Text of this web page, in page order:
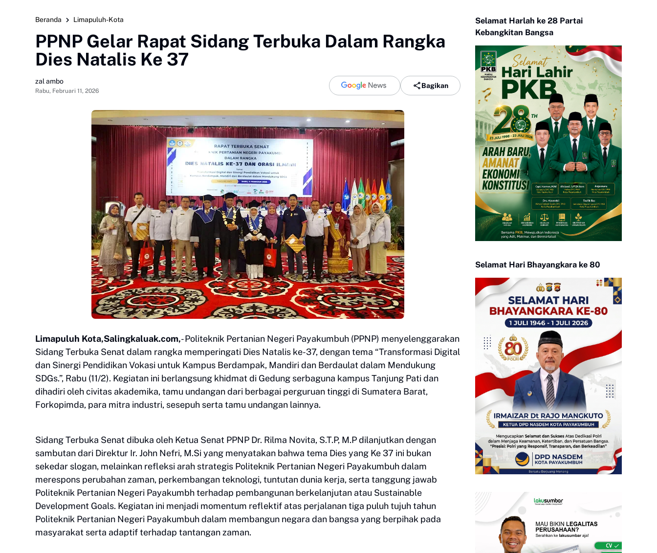
Beranda Limapuluh-Kota
PPNP Gelar Rapat Sidang Terbuka Dalam Rangka
Dies Natalis Ke 37
zal ambo
Rabu, Februari 11, 2026
Bagikan
Limapuluh Kota,Salingkaluak.com,- Politeknik Pertanian Negeri Payakumbuh (PPNP) menyelenggarakan
Sidang Terbuka Senat dalam rangka memperingati Dies Natalis ke-37, dengan tema “Transformasi Digital
dan Sinergi Pendidikan Vokasi untuk Kampus Berdampak, Mandiri dan Berdaulat dalam Mendukung
SDGs.”, Rabu (11/2). Kegiatan ini berlangsung khidmat di Gedung serbaguna kampus Tanjung Pati dan
dihadiri oleh civitas akademika, tamu undangan dari berbagai perguruan tinggi di Sumatera Barat,
Forkopimda, para mitra industri, sesepuh serta tamu undangan lainnya.
Sidang Terbuka Senat dibuka oleh Ketua Senat PPNP Dr. Rilma Novita, S.T.P, M.P dilanjutkan dengan
sambutan dari Direktur Ir. John Nefri, M.Si yang menyatakan bahwa tema Dies yang Ke 37 ini bukan
sekedar slogan, melainkan refleksi arah strategis Politeknik Pertanian Negeri Payakumbuh dalam
merespons perubahan zaman, perkembangan teknologi, tuntutan dunia kerja, serta tanggung jawab
Politeknik Pertanian Negeri Payakumbh terhadap pembangunan berkelanjutan atau Sustainable
Development Goals. Kegiatan ini menjadi momentum reflektif atas perjalanan tiga puluh tujuh tahun
Politeknik Pertanian Negeri Payakumbuh dalam membangun negara dan bangsa yang berpihak pada
masyarakat serta adaptif terhadap tantangan zaman.
Selamat Harlah ke 28 Partai
Kebangkitan Bangsa
Selamat Hari Bhayangkara ke 80